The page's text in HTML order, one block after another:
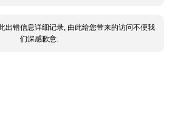
出错信息详细记录, 由此给您带来的访问不便我
们深感歉意.